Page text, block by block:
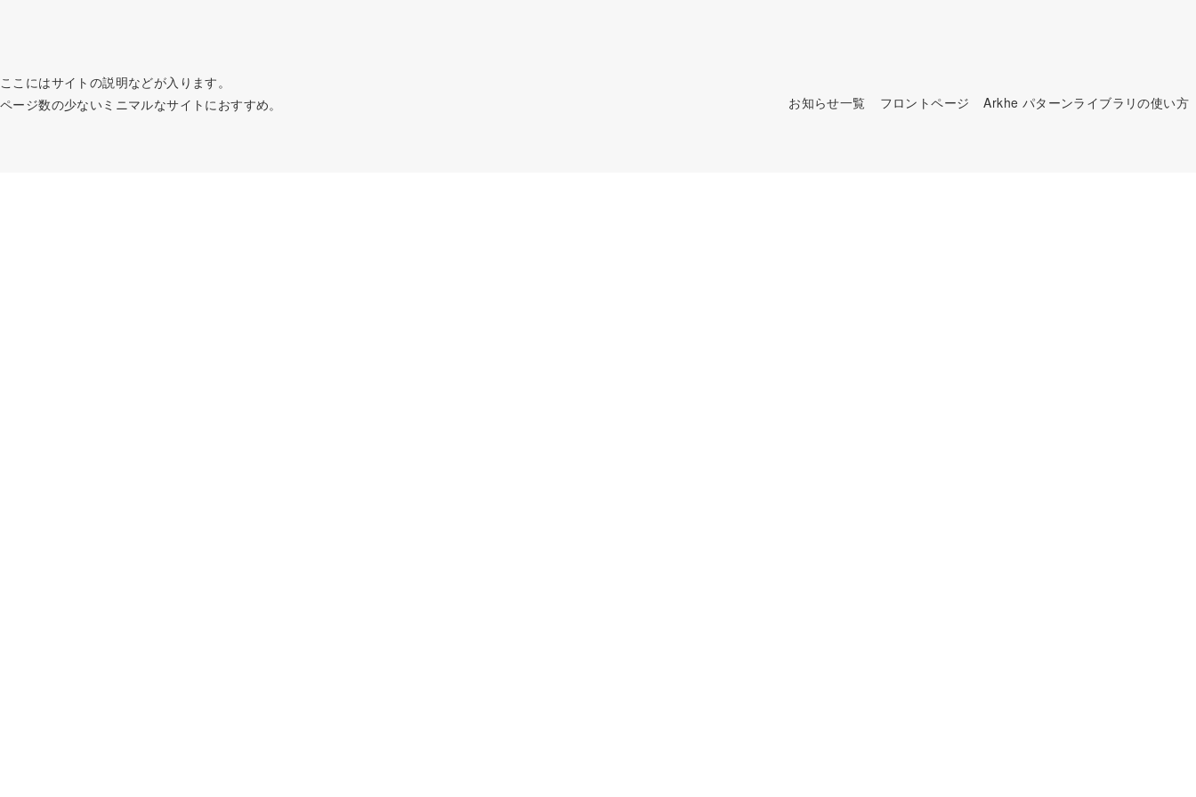
ここにはサイトの説明などが入ります。
ページ数の少ないミニマルなサイトにおすすめ。
お知らせ一覧 フロントページ Arkhe パターンライブラリの使い方